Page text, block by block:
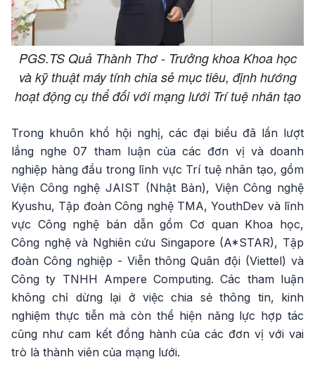
PGS.TS Quả Thành Thơ - Trưởng khoa Khoa học
và kỹ thuật máy tính chia sẻ mục tiêu, định hướng
hoạt động cụ thể đối với mạng lưới Trí tuệ nhân tạo
Trong khuôn khổ hội nghị, các đại biểu đã lần lượt
lắng nghe 07 tham luận của các đơn vị và doanh
nghiệp hàng đầu trong lĩnh vực Trí tuệ nhân tạo, gồm
Viện Công nghệ JAIST (Nhật Bản), Viện Công nghệ
Kyushu, Tập đoàn Công nghệ TMA, YouthDev và lĩnh
vực Công nghệ bán dẫn gồm Cơ quan Khoa học,
Công nghệ và Nghiên cứu Singapore (A*STAR), Tập
đoàn Công nghiệp - Viễn thông Quân đội (Viettel) và
Công ty TNHH Ampere Computing. Các tham luận
không chỉ dừng lại ở việc chia sẻ thông tin, kinh
nghiệm thực tiễn mà còn thể hiện năng lực hợp tác
cũng như cam kết đồng hành của các đơn vị với vai
trò là thành viên của mạng lưới.